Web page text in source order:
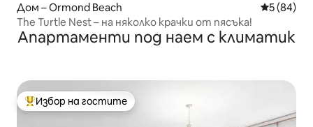
Дом – Ormond Beach Средна
5 (84)
The Turtle Nest – на няколко крачки от пясъка!
Апартаменти под наем с климатик
Най-популярен избор на гостите
Избор на гостите